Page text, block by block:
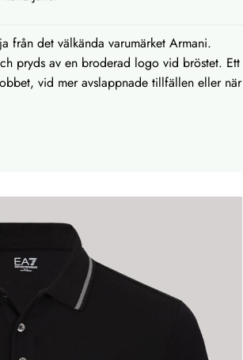
från det välkända varumärket Armani.
pryds av en broderad logo vid bröstet. Ett
vid mer avslappnade tillfällen eller när